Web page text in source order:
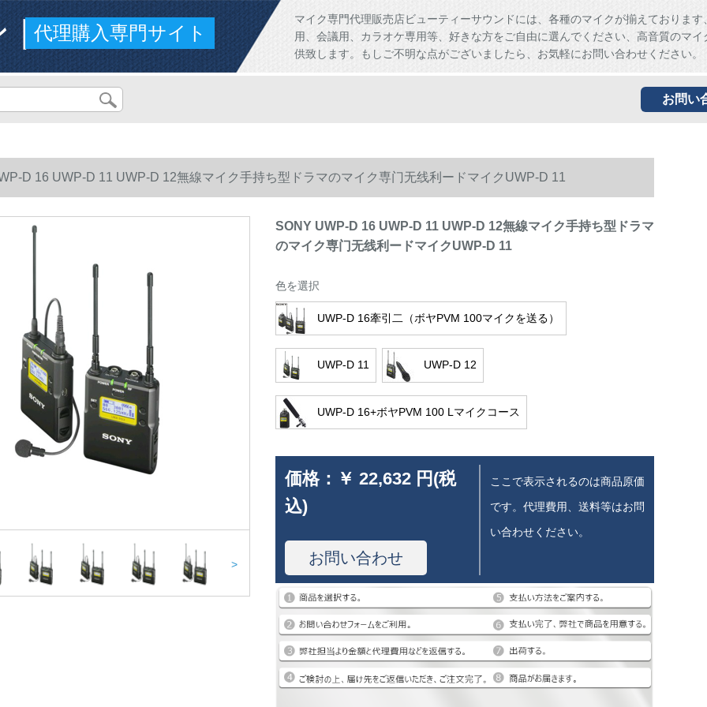
ド代理購入専門サイト
マイク専門代理販売店ビューティーサウンドには、各種のマイクが揃えております
用、会議用、カラオケ専用等、好きな方をご自由に選んでください、高音質のマイ
供致します。もしご不明な点がございましたら、お気軽にお問い合わせください。
お問い
D 16 UWP-D 11 UWP-D 12無線マイク手持ち型ドラマのマイク専门无线利ードマイクUWP-D 11
>
SONY UWP-D 16 UWP-D 11 UWP-D 12無線マイク手持ち型ドラマ
のマイク専门无线利ードマイクUWP-D 11
色を選択
UWP-D 16牽引二（ボヤPVM 100マイクを送る）
UWP-D 11 UWP-D 12
UWP-D 16+ボヤPVM 100 Lマイクコース
価格： ￥ 22,632 円(税
込)
お問い合わせ
ここで表示されるのは商品原価
です。代理費用、送料等はお問
い合わせください。